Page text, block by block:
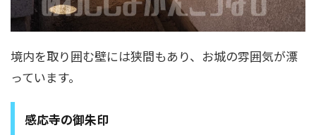
境内を取り囲む壁には狭間もあり、お城の雰囲気が漂
っています。
感応寺の御朱印